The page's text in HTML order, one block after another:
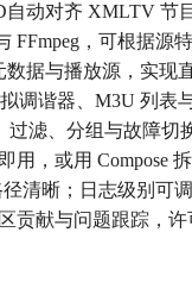
动对齐 XMLTV 节
FFmpeg，可根据源
据与播放源，实现
调谐器、M3U 列表
滤、分组与故障切
，或用 Compose
清晰；日志级别可
献与问题跟踪，许